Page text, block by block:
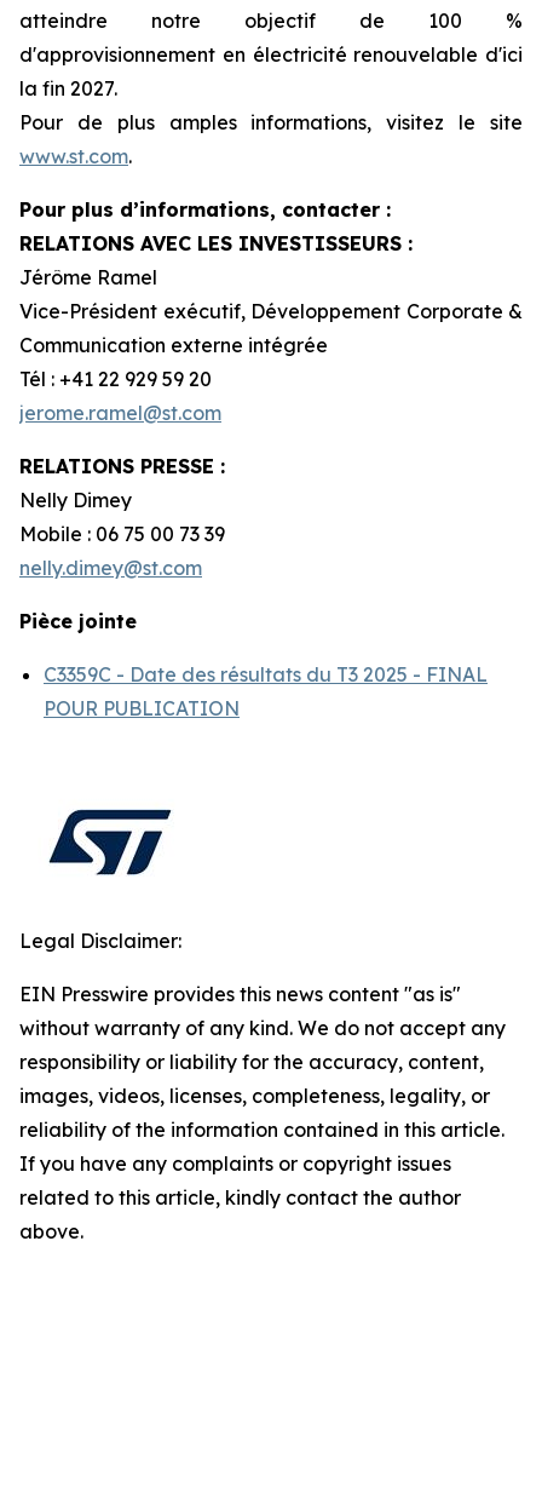
atteindre notre objectif de 100 %
d'approvisionnement en électricité renouvelable d'ici
la fin 2027.
Pour de plus amples informations, visitez le site
www.st.com.
Pour plus d’informations, contacter :
RELATIONS AVEC LES INVESTISSEURS :
Jérôme Ramel
Vice-Président exécutif, Développement Corporate &
Communication externe intégrée
Tél : +41 22 929 59 20
jerome.ramel@st.com
RELATIONS PRESSE :
Nelly Dimey
Mobile : 06 75 00 73 39
nelly.dimey@st.com
Pièce jointe
C3359C - Date des résultats du T3 2025 - FINAL
POUR PUBLICATION
Legal Disclaimer:
EIN Presswire provides this news content "as is"
without warranty of any kind. We do not accept any
responsibility or liability for the accuracy, content,
images, videos, licenses, completeness, legality, or
reliability of the information contained in this article.
If you have any complaints or copyright issues
related to this article, kindly contact the author
above.